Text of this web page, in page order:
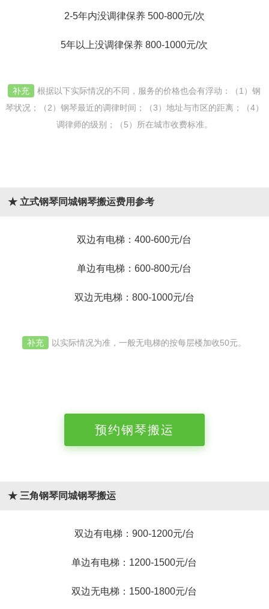
2-5年内没调律保养 500-800元/次
5年以上没调律保养 800-1000元/次
补充
根据以下实际情况的不同，服务的价格也会有浮动：（1）钢
琴状况；（2）钢琴最近的调律时间；（3）地址与市区的距离；（4）
调律师的级别；（5）所在城市收费标准。
★ 立式钢琴同城钢琴搬运费用参考
双边有电梯：400-600元/台
单边有电梯：600-800元/台
双边无电梯：800-1000元/台
补充 以实际情况为准，一般无电梯的按每层楼加收50元。
预约钢琴搬运
★ 三角钢琴同城钢琴搬运
双边有电梯：900-1200元/台
单边有电梯：1200-1500元/台
双边无电梯：1500-1800元/台